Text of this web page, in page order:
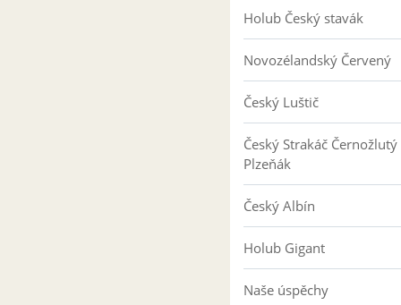
Holub Český stavák
Novozélandský Červený
Český Luštič
Český Strakáč Černožlutý
Plzeňák
Český Albín
Holub Gigant
Naše úspěchy